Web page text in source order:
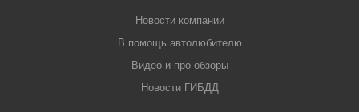
Новости компании
В помощь автолюбителю
Видео и про-обзоры
Новости ГИБДД